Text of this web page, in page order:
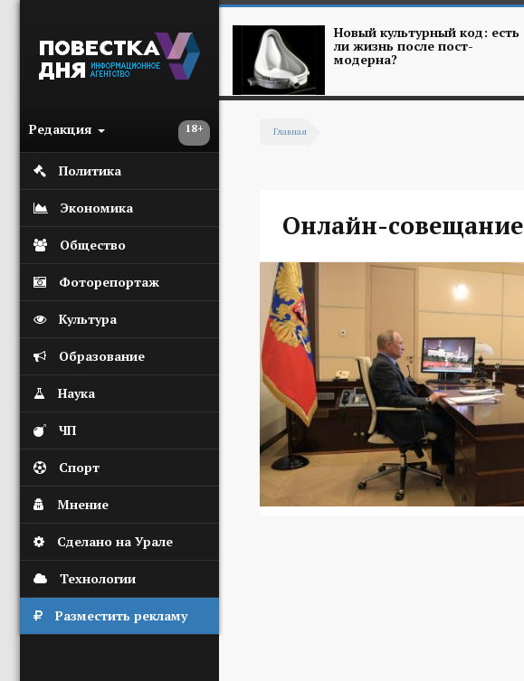
18+
Редакция
Политика
Экономика
Общество
Фоторепортаж
Культура
Образование
Наука
ЧП
Спорт
Мнение
Сделано на Урале
Технологии
Разместить рекламу
Новый культурный код: есть
ли жизнь после пост-
модерна?
Главная
Онлайн-совещание